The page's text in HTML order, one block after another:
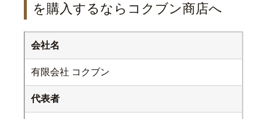
を購入するならコクブン商店へ
会社名
有限会社 コクブン
代表者